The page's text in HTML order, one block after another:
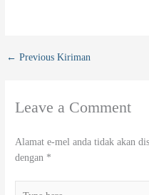
← Previous Kiriman
Leave a Comment
Alamat e-mel anda tidak akan
dengan *